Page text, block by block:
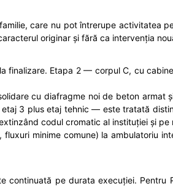
care nu pot întrerupe activitatea
originar și fără ca intervenția
Etapa 2 — corpul C, cu
cu diafragme noi de beton
3 plus etaj tehnic — este tratată
codul cromatic al instituției și pe
minime comune) la ambulatoriu
pe durata execuției.